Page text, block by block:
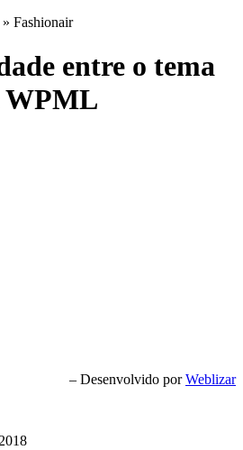
» Fashionair
entre o tema
WPML
– Desenvolvido porWeblizar